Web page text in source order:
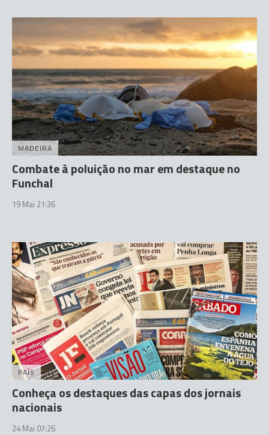
MADEIRA
Combate à poluição no mar em destaque no
Funchal
19 Mai 21:36
PAÍS
Conheça os destaques das capas dos jornais
nacionais
24 Mai 07:26